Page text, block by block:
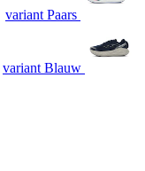
variant Paars
variant Blauw